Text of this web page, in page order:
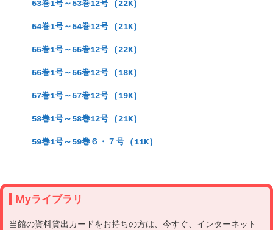
53巻1号～53巻12号 (22K)
54巻1号～54巻12号 (21K)
55巻1号～55巻12号 (22K)
56巻1号～56巻12号 (18K)
57巻1号～57巻12号 (19K)
58巻1号～58巻12号 (21K)
59巻1号～59巻６・７号 (11K)
Myライブラリ
当館の資料貸出カードをお持ちの方は、今すぐ、インターネット